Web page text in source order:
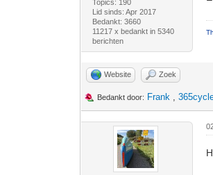
Topics: 190
Lid sinds: Apr 2017
Bedankt: 3660
11217 x bedankt in 5340
berichten
Website Zoek
Bedankt door: Frank ,